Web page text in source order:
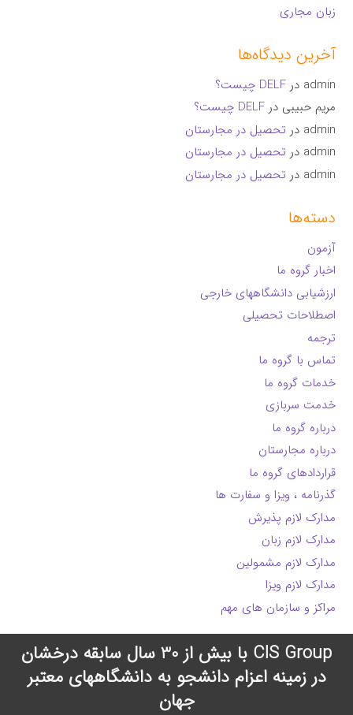
زبان مجاری
آخرین دیدگاه‌ها
admin درDELF چیست؟
مریم حبیبی درDELF چیست؟
admin در تحصیل در مجارستان
admin در تحصیل در مجارستان
admin در تحصیل در مجارستان
دسته‌ها
آزمون
اخبار گروه ما
ارزشیابی دانشگاههای خارجی
اصطلاحات تحصیلی
ترجمه
تماس با گروه ما
خدمات گروه ما
خدمت سربازی
درباره گروه ما
درباره مجارستان
قراردادهای گروه ما
گذرنامه ، ویزا و سفارت ها
مدارک لازم پذیرش
مدارک لازم زبان
مدارک لازم مشمولین
مدارک لازم ویزا
مراکز و سازمان های مهم
CIS Group با بیش از 30 سال سابقه درخشان
در زمینه اعزام دانشجو به دانشگاههای معتبر
جهان